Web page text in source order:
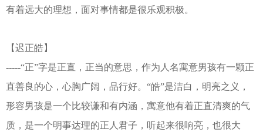
有着远大的理想，面对事情都是很乐观积极。
【迟正皓】
-----“正”字是正直，正当的意思，作为人名寓意男孩有一颗正
直善良的心，心胸广阔，品行好。“皓”是洁白，明亮之义，
形容男孩是一个比较谦和有内涵，寓意他有着正直清爽的气
质，是一个明事达理的正人君子，听起来很响亮，也很大